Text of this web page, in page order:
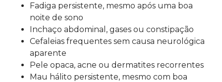
Fadiga persistente, mesmo após uma boa
noite de sono
Inchaço abdominal, gases ou constipação
Cefaleias frequentes sem causa neurológica
aparente
Pele opaca, acne ou dermatites recorrentes
Mau hálito persistente, mesmo com boa